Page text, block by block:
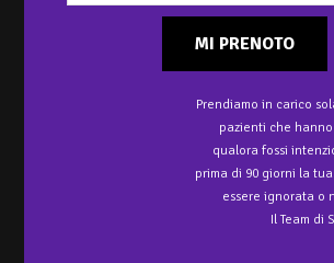
ESISTONO FALSI
DENTISTI IN
CROAZIA?
Studio Smile, Fiume,
A quanto pare in Croazia è difficile aprire
le autorizzazioni necessarie e se non si
MI PRENOTO
Prendiamo in carico
pazienti che
qualora fossi
prima di 90 giorni la
essere ignorata o
Il Team di